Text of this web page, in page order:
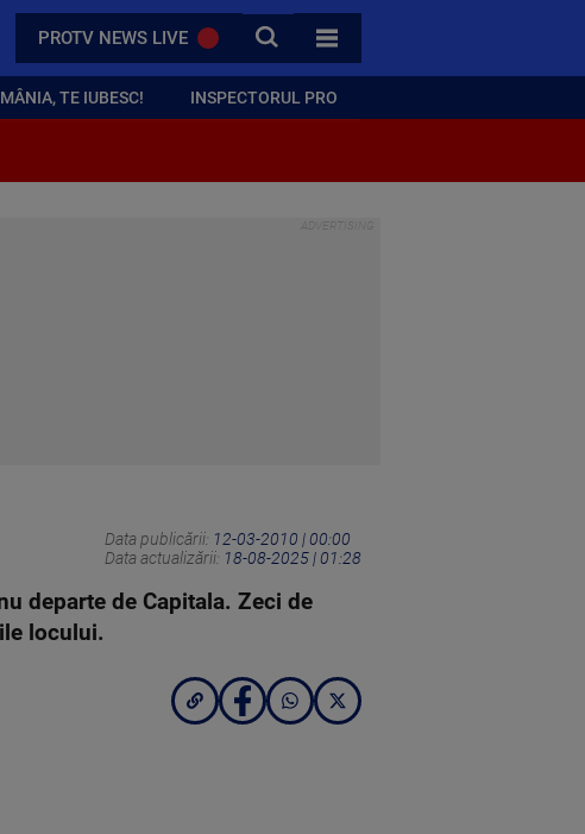
PROTV NEWS LIVE CAUTA
TOATE CATEGORIILE
TE IUBESC! INSPECTORUL PRO
Data publicării: 12-03-2010 | 00:00
Data actualizării: 18-08-2025 | 01:28
departe de Capitala. Zeci de
locului.